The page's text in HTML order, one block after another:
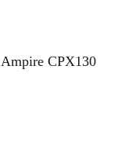
Ampire CPX130